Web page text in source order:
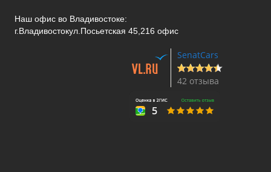
Наш офис во Владивостоке:
г.Владивостокул.Посьетская 45,216 офис
SenatCars
42 отзыва